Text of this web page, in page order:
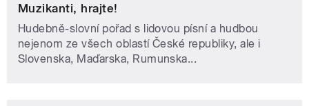
Muzikanti, hrajte!
Hudebně-slovní pořad s lidovou písní a hudbou
nejenom ze všech oblastí České republiky, ale i
Slovenska, Maďarska, Rumunska...